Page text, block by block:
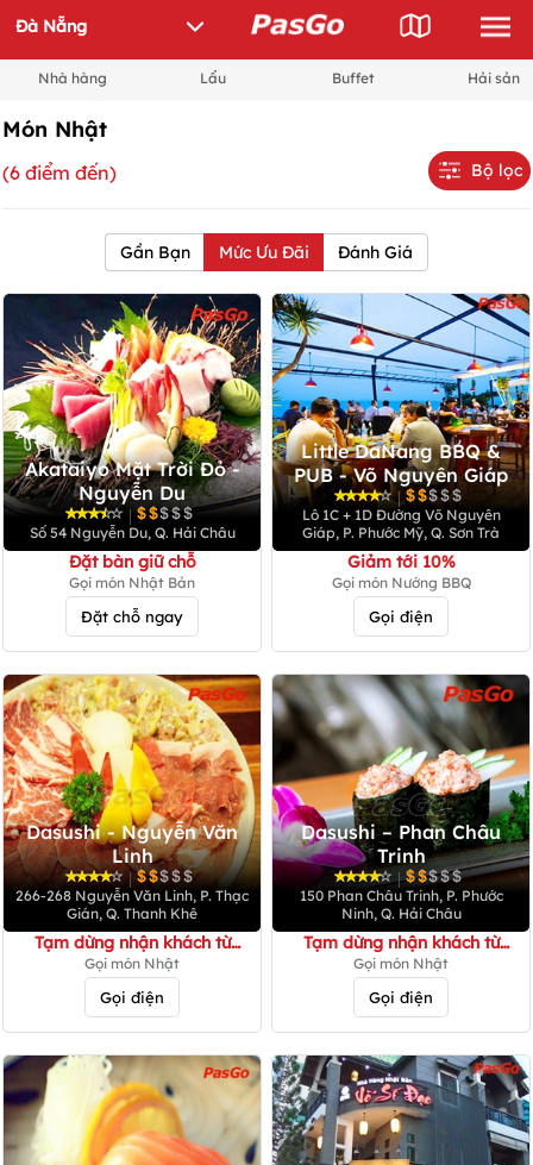
Nhà hàng Lẩu Buffet Hải sản
Món Nhật
(6 điểm đến) Bộ lọc
Gần Bạn Mức Ưu Đãi Đánh Giá
Akataiyo Mặt Trời Đỏ -
Nguyễn Du
|
Số 54 Nguyễn Du, Q. Hải Châu
Đặt bàn giữ chỗ
Gọi món Nhật Bản
Đặt chỗ ngay
Little DaNang BBQ &
PUB - Võ Nguyên Giáp
|
Lô 1C + 1D Đường Võ Nguyên
Giáp, P. Phước Mỹ, Q. Sơn Trà
Giảm tới 10%
Gọi món Nướng BBQ
Gọi điện
Dasushi - Nguyễn Văn
Linh
|
266-268 Nguyễn Văn Linh, P. Thạc
Gián, Q. Thanh Khê
Tạm dừng nhận khách từ
ngày 11/5/2021
Gọi món Nhật
Gọi điện
Dasushi – Phan Châu
Trinh
|
150 Phan Châu Trinh, P. Phước
Ninh, Q. Hải Châu
Tạm dừng nhận khách từ
ngày 11/5/2021
Gọi món Nhật
Gọi điện